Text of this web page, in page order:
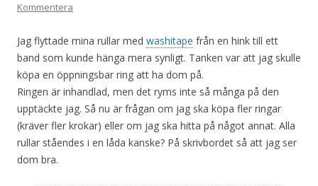
Kommentera
Jag flyttade mina rullar med washitape från en hink till ett
band som kunde hänga mera synligt. Tanken var att jag skulle
köpa en öppningsbar ring att ha dom på.
Ringen är inhandlad, men det ryms inte så många på den
upptäckte jag. Så nu är frågan om jag ska köpa fler ringar
(kräver fler krokar) eller om jag ska hitta på något annat. Alla
rullar ståendes i en låda kanske? På skrivbordet så att jag ser
dom bra.